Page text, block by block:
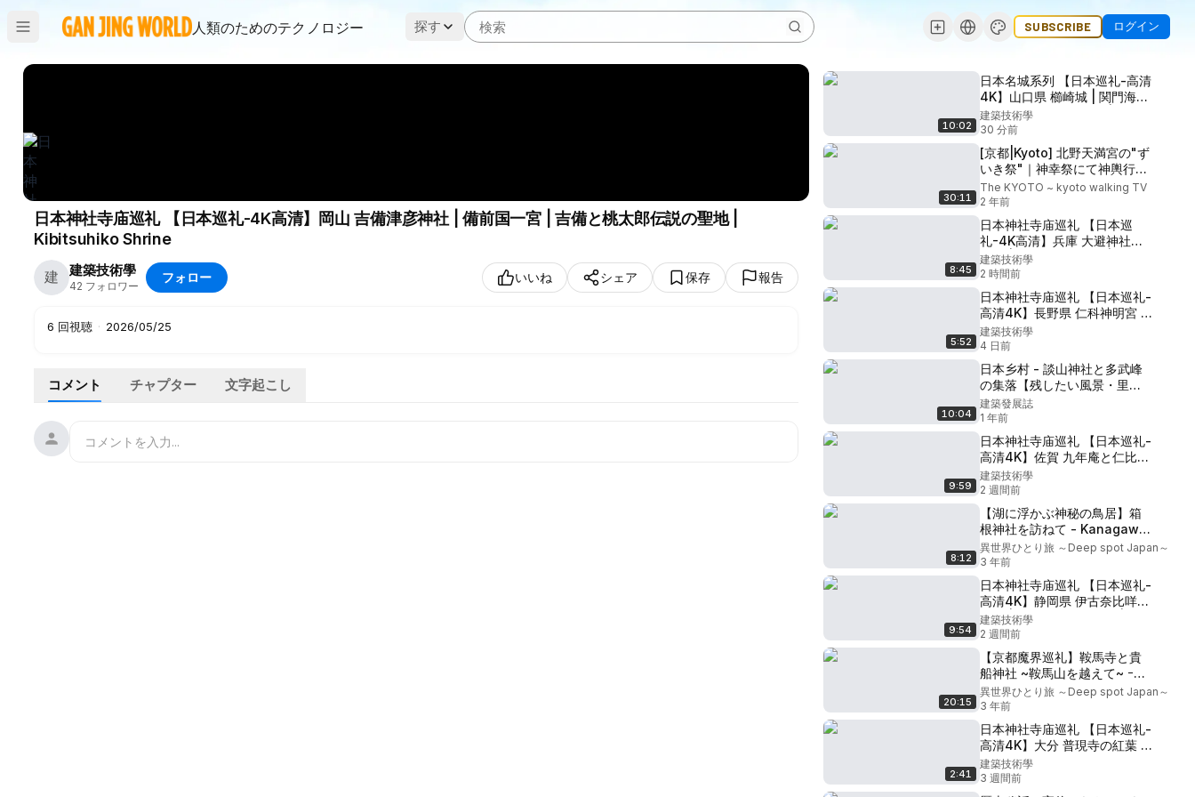
人類のためのテクノロジー 探す SUBSCRIBE ログイン
日本神社寺庙巡礼 【日本巡礼-4K高清】岡山 吉備津彦神社 | 備前国一宮 | 吉備と桃太郎伝説の聖地 |
Kibitsuhiko Shrine
建 建築技術學
42 フォロワー
フォロー いいね シェア 保存 報告
6 回視聴 · 2026/05/25
コメント チャプター 文字起こし
10:02
日本名城系列 【日本巡礼-高清
4K】山口県 櫛崎城 | 関門海峡
を臨む壮大な石垣の城 |
Kushizaki Castle
建築技術學
30 分前
30:11
[京都|Kyoto] 北野天満宮の"ず
いき祭"｜神幸祭にて神輿行列
が街を練り歩く｜Kitano
Tenmangu Shrine "Zuiki
Festival" (Vlog)[4K]
The KYOTO ~ kyoto walking TV
2 年前
8:45
日本神社寺庙巡礼 【日本巡
礼-4K高清】兵庫 大避神社と
坂越 | 秦河勝が眠る町 |
Oosake Shrine and Sakoshi
Town
建築技術學
2 時間前
5:52
日本神社寺庙巡礼 【日本巡礼-
高清4K】長野県 仁科神明宮 |
国宝の社殿を持つ仁科御厨の
聖地 | Nishina Shinmei
Shrine
建築技術學
4 日前
10:04
日本乡村 - 談山神社と多武峰
の集落【残したい風景・里山
限界集落】(奈良県桜井市)
建築發展誌
1 年前
9:59
日本神社寺庙巡礼 【日本巡礼-
高清4K】佐賀 九年庵と仁比山
神社の紅葉 | Saga,Kunenan
and Niiyamajinja in Autumn
建築技術學
2 週間前
8:12
【湖に浮かぶ神秘の鳥居】箱
根神社を訪ねて - Kanagawa
, JAPAN in 4K
異世界ひとり旅 ～Deep spot Japan～
3 年前
9:54
日本神社寺庙巡礼 【日本巡礼-
高清4K】静岡県 伊古奈比咩命
神社 | 伊豆半島最古の宮 |
Shirahama Shrine
建築技術學
2 週間前
20:15
【京都魔界巡礼】鞍馬寺と貴
船神社 ~鞍馬山を越えて~ ｰ
Kurama Temple & Kifune
Shrine, KYOTO, Japan in 8K
UHDｰ
異世界ひとり旅 ～Deep spot Japan～
3 年前
2:41
日本神社寺庙巡礼 【日本巡礼-
高清4K】大分 普現寺の紅葉 |
Oita,Fugenji in Autumn
建築技術學
3 週間前